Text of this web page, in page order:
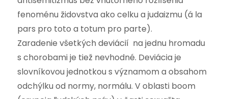
fenoménu židovstva ako celku a judaizmu (á la
pars pro toto a totum pro parte).
Zaradenie všetkých deviácií na jednu hromadu
s chorobami je tiež nevhodné. Deviácia je
slovníkovou jednotkou s významom a obsahom
odchýlku od normy, normálu. V oblasti boom